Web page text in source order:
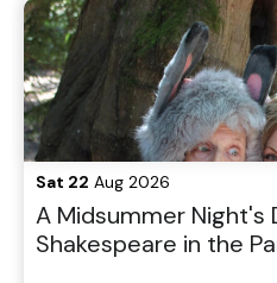
Sat 22 Aug 2026
A Midsummer Night's
Shakespeare in the